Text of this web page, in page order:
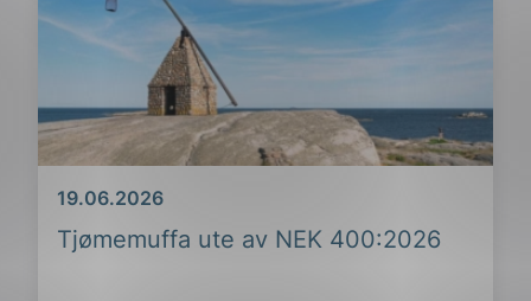
Tjømemuffa ute av NEK 400:2026
Dato
19.06.2026